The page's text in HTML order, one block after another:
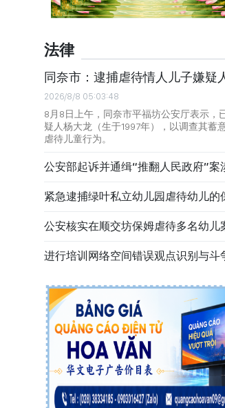
法律
同奈市：逮捕虐待情人儿子嫌疑
2026/8/8 05:03:48
8月8日上午，同奈市平福坊公安厅表示，
疑人杨大龙（生于1997年），以调查其蓄
虐待儿童行为。
公安部起诉并通缉“推翻人民政府”案
紧急逮捕绿叶私立幼儿园虐待幼儿的
公安核实在顺交坊保姆虐待多名幼儿
进行培训网络空间错误观点识别与斗